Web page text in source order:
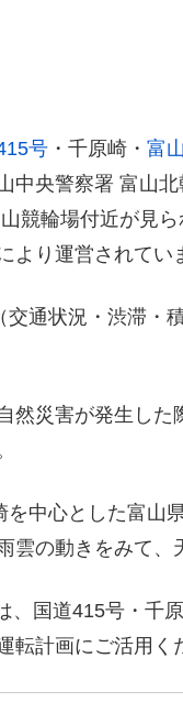
号 ・千原崎・ 富
中央警察署 富山
競輪場付近が見ら
より運営されてい
交通状況・渋滞・
然災害が発生し
を中心とした富山
の動きをみて、
、国道415号・千
転計画にご活用く